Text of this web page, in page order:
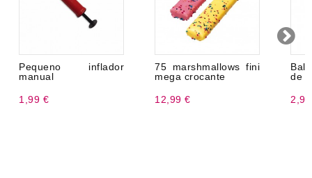
Pequeno inflador
manual
1,99 €
75 marshmallows fini
mega crocante
12,99 €
de